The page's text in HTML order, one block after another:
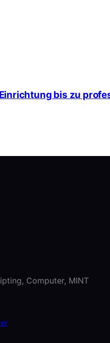
bis zu
Computer, MINT